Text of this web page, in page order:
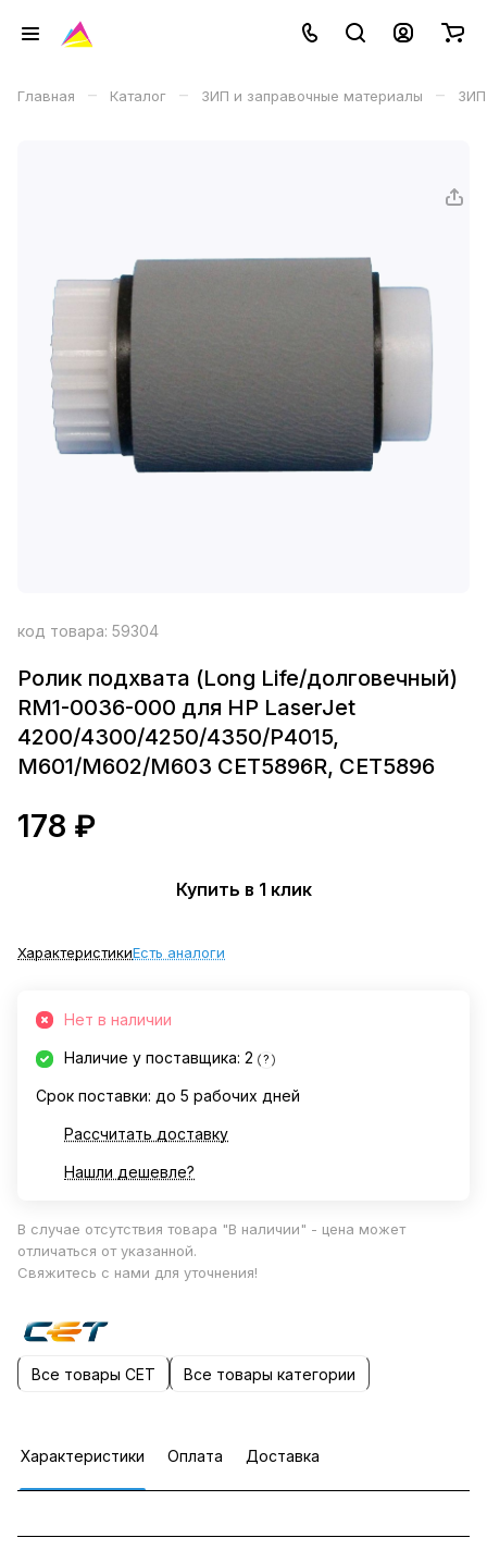
Главная – Каталог – ЗИП и заправочные материалы – ЗИП
код товара: 59304
Ролик подхвата (Long Life/долговечный)
RM1-0036-000 для HP LaserJet
4200/4300/4250/4350/P4015,
M601/M602/M603 CET5896R, CET5896
178 ₽
Купить в 1 клик
ХарактеристикиЕсть аналоги
Нет в наличии
Наличие у поставщика: 2 ?
Срок поставки: до 5 рабочих дней
Рассчитать доставку
Нашли дешевле?
В случае отсутствия товара "В наличии" - цена может
отличаться от указанной.
Свяжитесь с нами для уточнения!
Все товары CET Все товары категории
Характеристики Оплата Доставка